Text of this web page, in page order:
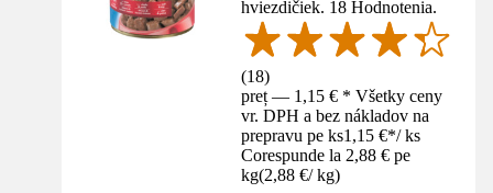
hviezdičiek. 18 Hodnotenia.
(18)
preț — 1,15 € * Všetky ceny
vr. DPH a bez nákladov na
prepravu pe ks1,15 €*/ ks
Corespunde la 2,88 € pe
kg(2,88 €/ kg)